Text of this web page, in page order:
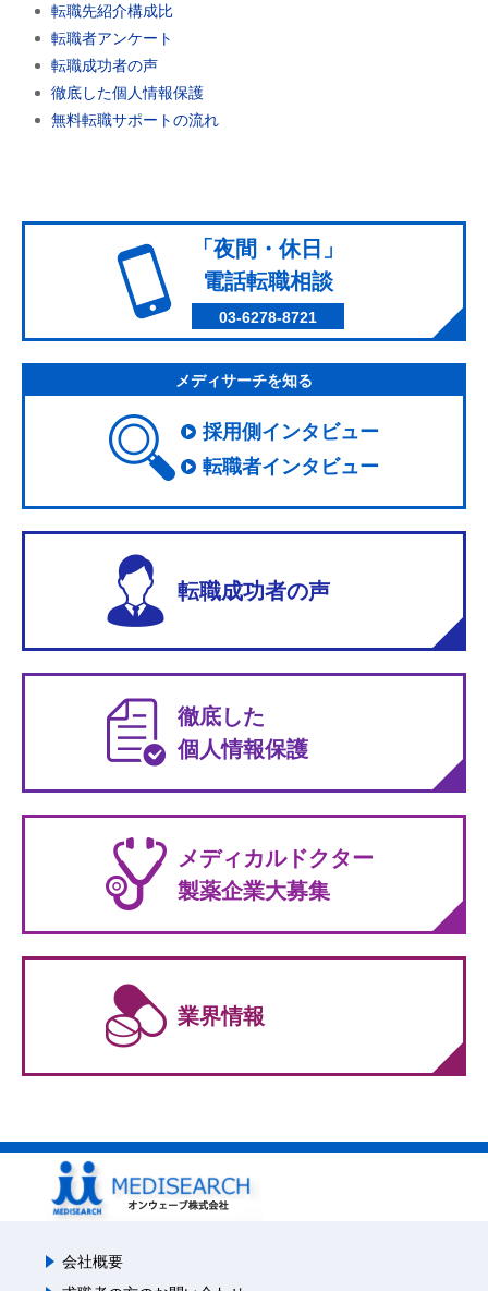
転職先紹介構成比
転職者アンケート
転職成功者の声
徹底した個人情報保護
無料転職サポートの流れ
「夜間・休日」
電話転職相談
03-6278-8721
メディサーチを知る
採用側インタビュー
転職者インタビュー
転職成功者の声
徹底した
個人情報保護
メディカルドクター
製薬企業大募集
業界情報
会社概要